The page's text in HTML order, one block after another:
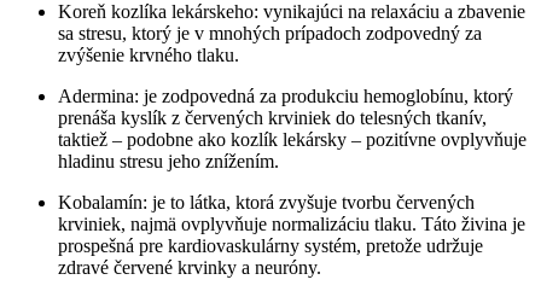
Koreň kozlíka lekárskeho: vynikajúci na relaxáciu a zbavenie
sa stresu, ktorý je v mnohých prípadoch zodpovedný za
zvýšenie krvného tlaku.
Adermina: je zodpovedná za produkciu hemoglobínu, ktorý
prenáša kyslík z červených krviniek do telesných tkanív,
taktiež – podobne ako kozlík lekársky – pozitívne ovplyvňuje
hladinu stresu jeho znížením.
Kobalamín: je to látka, ktorá zvyšuje tvorbu červených
krviniek, najmä ovplyvňuje normalizáciu tlaku. Táto živina je
prospešná pre kardiovaskulárny systém, pretože udržuje
zdravé červené krvinky a neuróny.